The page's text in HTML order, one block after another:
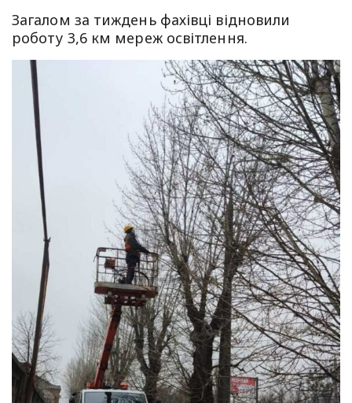
Загалом за тиждень фахівці відновили
роботу 3,6 км мереж освітлення.